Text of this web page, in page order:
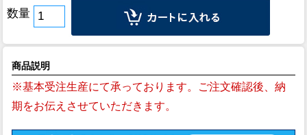
数量
商品説明
※基本受注生産にて承っております。ご注文確認後、納
期をお伝えさせていただきます。